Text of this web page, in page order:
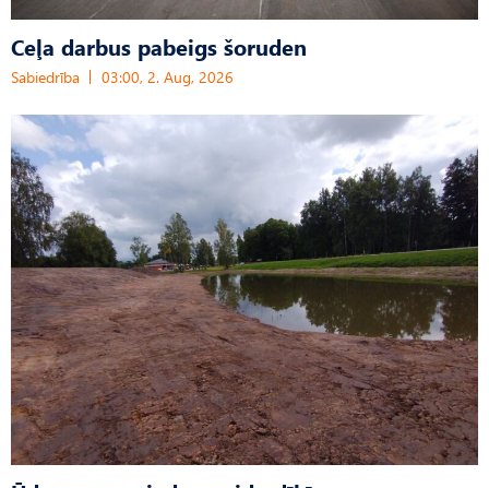
Ceļa darbus pabeigs šoruden
Sabiedrība 03:00, 2. Aug, 2026